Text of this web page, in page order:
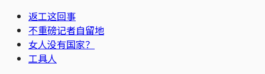
返工这回事
不重磅记者自留地
女人没有国家？
工具人